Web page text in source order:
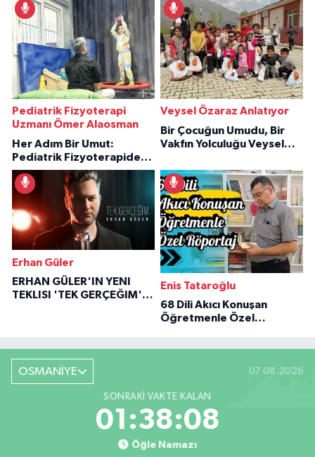
Pediatrik Fizyoterapi
Uzmanı Ömer Alaosman
Her Adım Bir Umut:
Pediatrik Fizyoterapiden
İlham Veren Hikâyeler
Veysel Özaraz Anlatıyor
Bir Çocuğun Umudu, Bir
Vakfın Yolculuğu Veysel
Erhan Güler
ERHAN GÜLER'IN YENI
TEKLISI 'TEK GERÇEĞIM'LE
Enis Tataroğlu
68 Dili Akıcı Konuşan
Öğretmenle Özel
OSMANİYE 07.08.2026
SONRAKI VAKTE KALAN
01:38:07
Öğle Namazı